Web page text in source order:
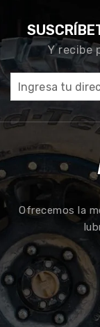
Y recibe
Ofrecemos la